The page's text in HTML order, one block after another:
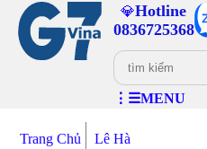
💎Hotline
0836725368
⋮☰MENU
Trang Chủ Lê Hà